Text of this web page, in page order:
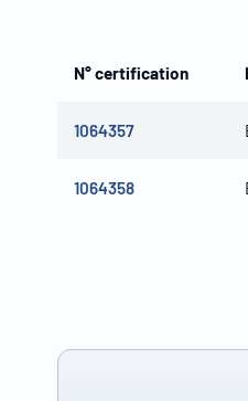
N° certification
1064357
1064358